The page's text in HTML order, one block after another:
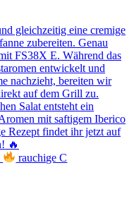
rauchige C